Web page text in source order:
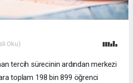
Oku)
tercih sürecinin ardından merkezi
toplam 198 bin 899 öğrenci